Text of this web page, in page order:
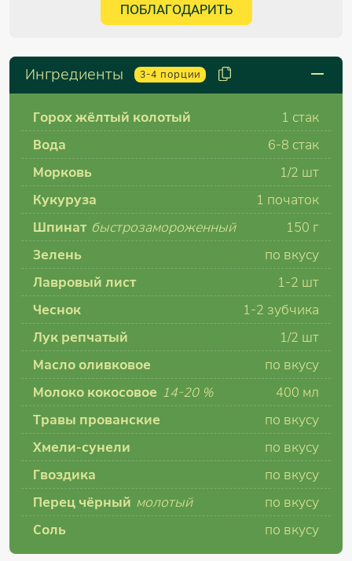
ПОБЛАГОДАРИТЬ
Ингредиенты 3-4 порции
Горох жёлтый колотый
1 стак
Вода
6-8 стак
Морковь
1/2 шт
Кукуруза
1 початок
Шпинат быстрозамороженный
150 г
Зелень
по вкусу
Лавровый лист
1-2 шт
Чеснок
1-2 зубчика
Лук репчатый
1/2 шт
Масло оливковое
по вкусу
Молоко кокосовое 14-20 %
400 мл
Травы прованские
по вкусу
Хмели-сунели
по вкусу
Гвоздика
по вкусу
Перец чёрный молотый
по вкусу
Соль
по вкусу